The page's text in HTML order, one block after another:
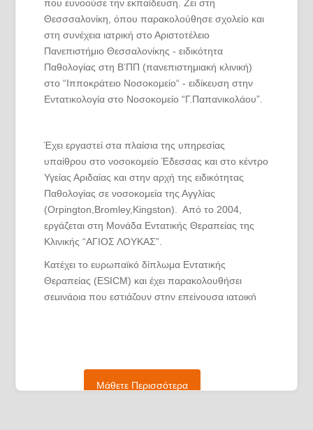
που ευνοούσε την εκπαίδευση. Ζει στη
Θεσσσαλονίκη, όπου παρακολούθησε σχολείο και
στη συνέχεια ιατρική στο Αριστοτέλειο
Πανεπιστήμιο Θεσσαλονίκης - ειδικότητα
Παθολογίας στη Β’ΠΠ (πανεπιστημιακή κλινική)
στο “Ιπποκράτειο Νοσοκομείο“ - ειδίκευση στην
Εντατικολογία στο Νοσοκομείο “Γ.Παπανικολάου”.
Έχει εργαστεί στα πλαίσια της υπηρεσίας
υπαίθρου στο νοσοκομείο Έδεσσας και στο κέντρο
Υγείας Αριδαίας και στην αρχή της ειδικότητας
Παθολογίας σε νοσοκομεία της Αγγλίας
(Orpington,Bromley,Kingston). Από το 2004,
εργάζεται στη Μονάδα Εντατικής Θεραπείας της
Κλινικής “ΑΓΙΟΣ ΛΟΥΚΑΣ”.
Κατέχει το ευρωπαϊκό δίπλωμα Εντατικής
Θεραπείας (ESICM) και έχει παρακολουθήσει
σεμινάρια που εστιάζουν στην επείγουσα ιατρική
ασθενείς και τους συγγενείς τους, και έχει
Μάθετε Περισσότερα